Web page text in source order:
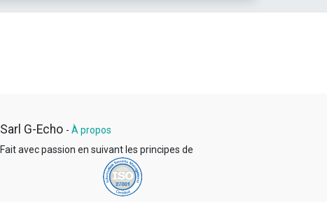
Sarl G-Echo - À propos
Fait avec passion en suivant les principes de